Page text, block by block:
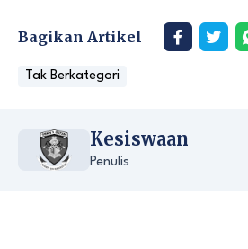
Bagikan Artikel
Tak Berkategori
Kesiswaan
Penulis